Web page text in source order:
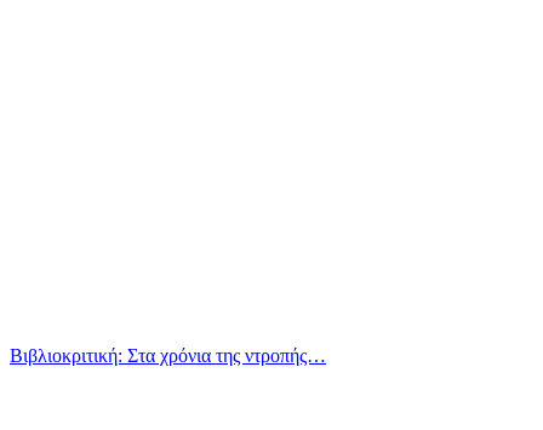
Βιβλιοκριτική: Στα χρόνια της ντροπής…